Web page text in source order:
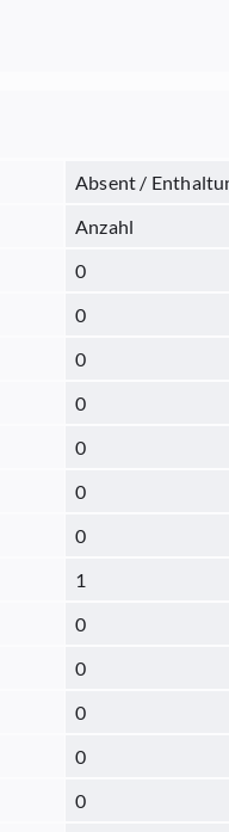
Absent /
Anzahl
0
0
0
0
0
0
0
1
0
0
0
0
0